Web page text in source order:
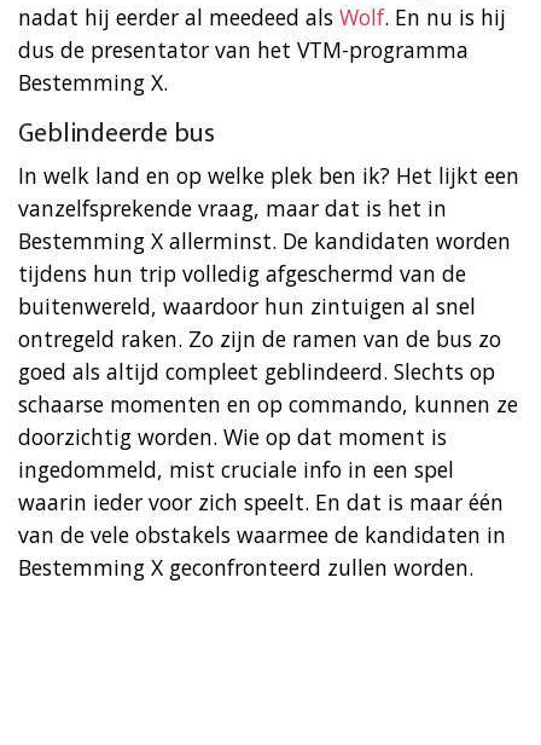
nadat hij eerder al meedeed als Wolf. En nu is hij
dus de presentator van het VTM-programma
Bestemming X.
Geblindeerde bus
In welk land en op welke plek ben ik? Het lijkt een
vanzelfsprekende vraag, maar dat is het in
Bestemming X allerminst. De kandidaten worden
tijdens hun trip volledig afgeschermd van de
buitenwereld, waardoor hun zintuigen al snel
ontregeld raken. Zo zijn de ramen van de bus zo
goed als altijd compleet geblindeerd. Slechts op
schaarse momenten en op commando, kunnen ze
doorzichtig worden. Wie op dat moment is
ingedommeld, mist cruciale info in een spel
waarin ieder voor zich speelt. En dat is maar één
van de vele obstakels waarmee de kandidaten in
Bestemming X geconfronteerd zullen worden.